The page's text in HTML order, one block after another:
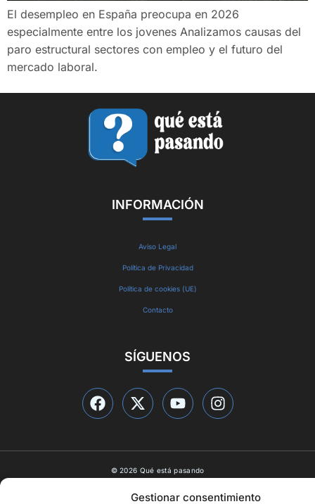
Gestionar consentimiento
El desempleo en España preocupa en 2026
especialmente entre los jovenes Analizamos causas del
paro estructural sectores con empleo y el futuro del
mercado laboral.
INFORMACIÓN
Aviso Legal
Política de Privacidad
Política de cookies (UE)
Contacto
SÍGUENOS
© 2026 Qué está pasando